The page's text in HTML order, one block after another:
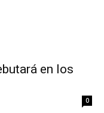
en los
0